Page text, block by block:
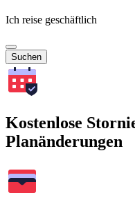
Ich reise geschäftlich
Suchen
Kostenlose
Planänderungen